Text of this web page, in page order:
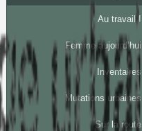
Au travail !
Femme aujourd’hui
Inventaires
Mutations urbaines
Sur la route